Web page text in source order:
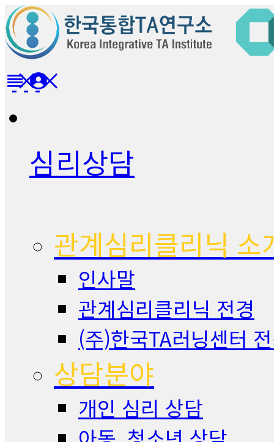
심리상담
관계심리클리닉 소
인사말
관계심리클리닉 전경
(주)한국TA러닝센터
상담분야
개인 심리 상담